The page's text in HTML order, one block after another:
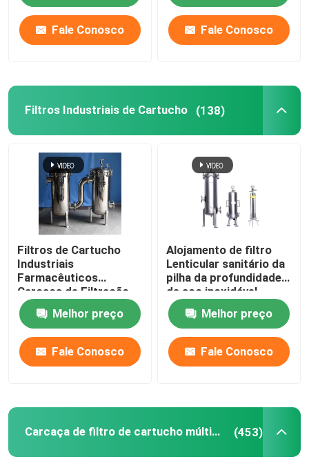
Fale Conosco Fale Conosco
Filtros Industriais de Cartucho (138)
Filtros de Cartucho
Industriais
Farmacêuticos
Carcaça de Filtração
1,0 Mpa
Melhor preço
Fale Conosco
Alojamento de filtro
Lenticular sanitário da
pilha da profundidade
de aço inoxidável
Melhor preço
Fale Conosco
Carcaça de filtro de cartucho múltiplo (453)